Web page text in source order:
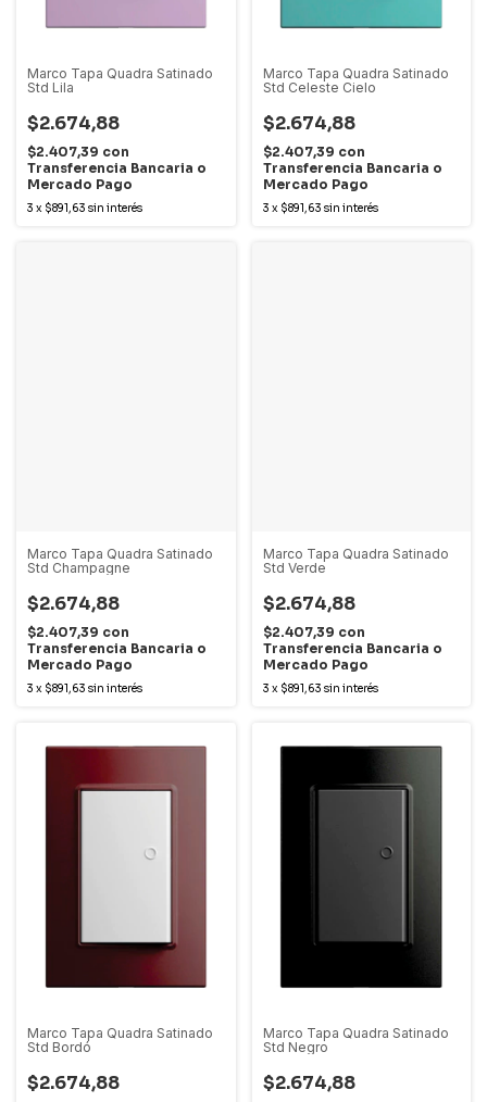
Marco Tapa Quadra Satinado
Std Lila
$2.674,88
$2.407,39 con
Transferencia Bancaria o
Mercado Pago
3 x $891,63 sin interés
Marco Tapa Quadra Satinado
Std Celeste Cielo
$2.674,88
$2.407,39 con
Transferencia Bancaria o
Mercado Pago
3 x $891,63 sin interés
Marco Tapa Quadra Satinado
Std Champagne
$2.674,88
$2.407,39 con
Transferencia Bancaria o
Mercado Pago
3 x $891,63 sin interés
Marco Tapa Quadra Satinado
Std Verde
$2.674,88
$2.407,39 con
Transferencia Bancaria o
Mercado Pago
3 x $891,63 sin interés
Marco Tapa Quadra Satinado
Std Bordó
$2.674,88
Marco Tapa Quadra Satinado
Std Negro
$2.674,88